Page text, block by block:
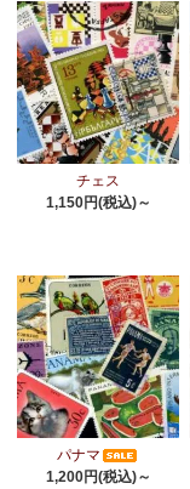
チェス
1,150円(税込)～
パナマ
1,200円(税込)～